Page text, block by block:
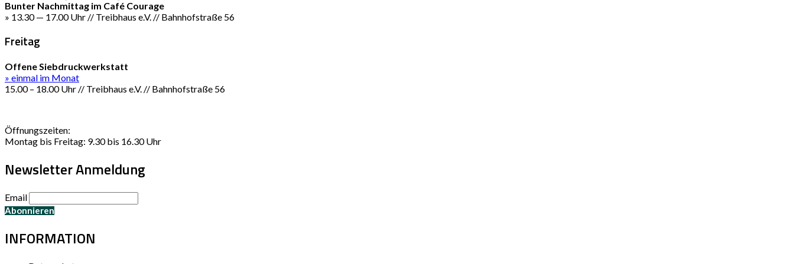
Bunter Nachmittag im Café Courage
» 13.30 — 17.00 Uhr // Treibhaus e.V. // Bahnhofstraße 56
Freitag
Offene Siebdruckwerkstatt
» einmal im Monat
15.00 – 18.00 Uhr // Treibhaus e.V. // Bahnhofstraße 56
Öffnungszeiten:
Montag bis Freitag: 9.30 bis 16.30 Uhr
Newsletter Anmeldung
Email
INFORMATION